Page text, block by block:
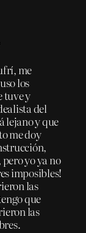
me
los
tuve y
del
lejano y que
me doy
yo ya no
imposibles!
las
que
las